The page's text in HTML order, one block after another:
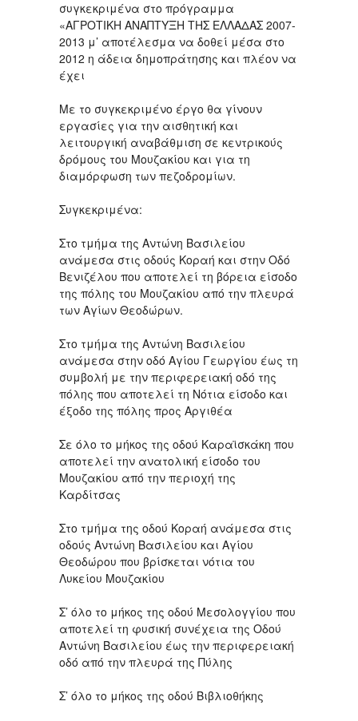
συγκεκριμένα στο πρόγραμμα
«ΑΓΡΟΤΙΚΗ ΑΝΑΠΤΥΞΗ ΤΗΣ ΕΛΛΑΔΑΣ 2007-
2013 μ’ αποτέλεσμα να δοθεί μέσα στο
2012 η άδεια δημοπράτησης και πλέον να
έχει
Με το συγκεκριμένο έργο θα γίνουν
εργασίες για την αισθητική και
λειτουργική αναβάθμιση σε κεντρικούς
δρόμους του Μουζακίου και για τη
διαμόρφωση των πεζοδρομίων.
Συγκεκριμένα:
Στο τμήμα της Αντώνη Βασιλείου
ανάμεσα στις οδούς Κοραή και στην Οδό
Βενιζέλου που αποτελεί τη βόρεια είσοδο
της πόλης του Μουζακίου από την πλευρά
των Αγίων Θεοδώρων.
Στο τμήμα της Αντώνη Βασιλείου
ανάμεσα στην οδό Αγίου Γεωργίου έως τη
συμβολή με την περιφερειακή οδό της
πόλης που αποτελεί τη Νότια είσοδο και
έξοδο της πόλης προς Αργιθέα
Σε όλο το μήκος της οδού Καραϊσκάκη που
αποτελεί την ανατολική είσοδο του
Μουζακίου από την περιοχή της
Καρδίτσας
Στο τμήμα της οδού Κοραή ανάμεσα στις
οδούς Αντώνη Βασιλείου και Αγίου
Θεοδώρου που βρίσκεται νότια του
Λυκείου Μουζακίου
Σ’ όλο το μήκος της οδού Μεσολογγίου που
αποτελεί τη φυσική συνέχεια της Οδού
Αντώνη Βασιλείου έως την περιφερειακή
οδό από την πλευρά της Πύλης
Σ’ όλο το μήκος της οδού Βιβλιοθήκης